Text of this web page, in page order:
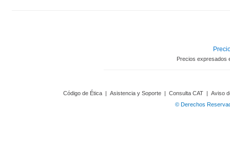
Precios expresados
Código de Ética | Asistencia y Soporte | Consulta CAT | Aviso
© Derechos